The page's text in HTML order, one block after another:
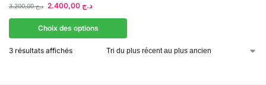
د.ج3.200,00 د.ج
Choix des options
3 résultats affichés